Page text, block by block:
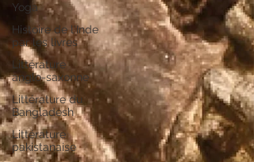
Yoga
Histoire de l'Inde
par les livres
Littérature
anglo-saxonne
Littérature du
Bangladesh
Littérature
pakistanaise